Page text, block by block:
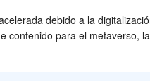
debido a la
para el metaverso,